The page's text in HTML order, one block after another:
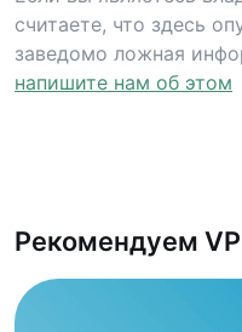
считаете, что здесь
заведомо ложная
напишите нам об этом
Рекомендуем